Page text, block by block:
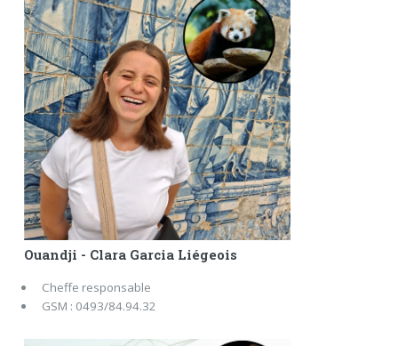
Ouandji - Clara Garcia Liégeois
Cheffe responsable
GSM : 0493/84.94.32